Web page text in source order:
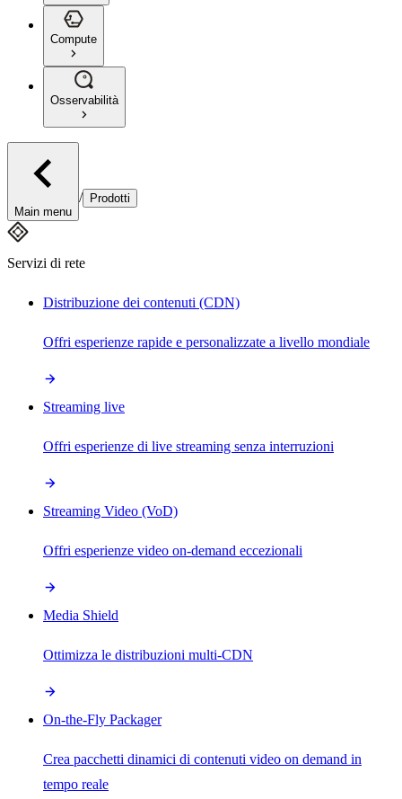
Compute
Osservabilità
Main menu
/ Prodotti
Servizi di rete
Distribuzione dei contenuti (CDN)
Offri esperienze rapide e personalizzate a livello mondiale
Streaming live
Offri esperienze di live streaming senza interruzioni
Streaming Video (VoD)
Offri esperienze video on-demand eccezionali
Media Shield
Ottimizza le distribuzioni multi-CDN
On-the-Fly Packager
Crea pacchetti dinamici di contenuti video on demand in
tempo reale